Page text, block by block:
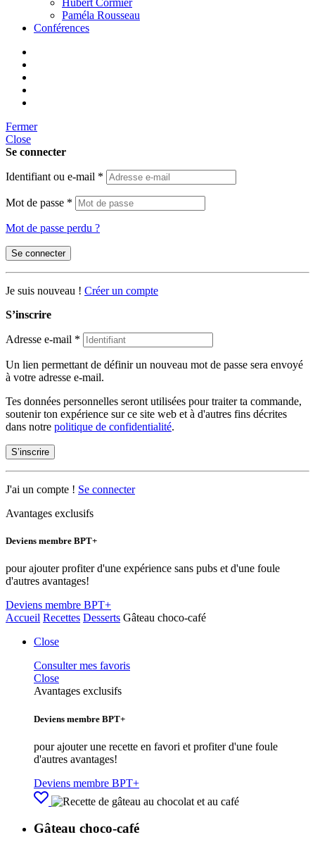
Hubert Cormier
Paméla Rousseau
Conférences
Fermer
Close
Se connecter
Identifiant ou e-mail *
Mot de passe *
Mot de passe perdu ?
Se connecter
Je suis nouveau ! Créer un compte
S’inscrire
Adresse e-mail *
Un lien permettant de définir un nouveau mot de passe sera envoyé
à votre adresse e-mail.
Tes données personnelles seront utilisées pour traiter ta commande,
soutenir ton expérience sur ce site web et à d'autres fins décrites
dans notre politique de confidentialité.
S’inscrire
J'ai un compte ! Se connecter
Avantages exclusifs
Deviens membre BPT+
pour ajouter profiter d'une expérience sans pubs et d'une foule
d'autres avantages!
Deviens membre BPT+
Accueil Recettes Desserts Gâteau choco-café
Close
Consulter mes favoris
Close
Avantages exclusifs
Deviens membre BPT+
pour ajouter une recette en favori et profiter d'une foule
d'autres avantages!
Deviens membre BPT+
Gâteau choco-café